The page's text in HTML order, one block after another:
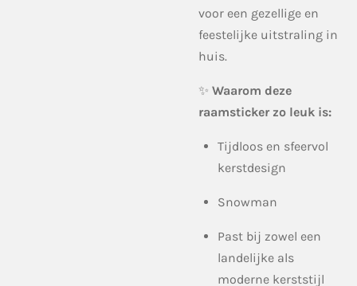
voor een gezellige en
feestelijke uitstraling in
huis.
✨ Waarom deze
raamsticker zo leuk is:
Tijdloos en sfeervol
kerstdesign
Snowman
Past bij zowel een
landelijke als
moderne kerststijl